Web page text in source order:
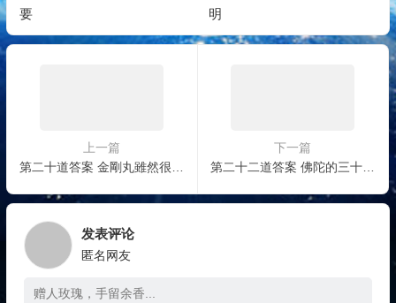
要
明
上一篇
下一篇
第二十二道答案 佛陀的三十二相眉間白毫，不是哪一個都能看得全、看得到的
发表评论
匿名网友